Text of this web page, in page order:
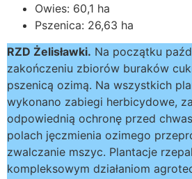
Owies: 60,1 ha
Pszenica: 26,63 ha
RZD Żelisławki. Na początku
zakończeniu zbiorów buraków
pszenicą ozimą. Na wszystkich
wykonano zabiegi herbicydowe,
odpowiednią ochronę przed
polach jęczmienia ozimego
zwalczanie mszyc. Plantacje
kompleksowym działaniom